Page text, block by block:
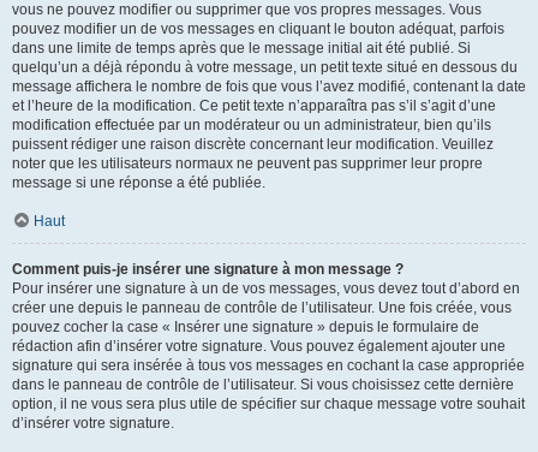
vous ne pouvez modifier ou supprimer que vos propres messages. Vous
pouvez modifier un de vos messages en cliquant le bouton adéquat, parfois
dans une limite de temps après que le message initial ait été publié. Si
quelqu’un a déjà répondu à votre message, un petit texte situé en dessous du
message affichera le nombre de fois que vous l’avez modifié, contenant la date
et l’heure de la modification. Ce petit texte n’apparaîtra pas s’il s’agit d’une
modification effectuée par un modérateur ou un administrateur, bien qu’ils
puissent rédiger une raison discrète concernant leur modification. Veuillez
noter que les utilisateurs normaux ne peuvent pas supprimer leur propre
message si une réponse a été publiée.
Haut
Comment puis-je insérer une signature à mon message ?
Pour insérer une signature à un de vos messages, vous devez tout d’abord en
créer une depuis le panneau de contrôle de l’utilisateur. Une fois créée, vous
pouvez cocher la case « Insérer une signature » depuis le formulaire de
rédaction afin d’insérer votre signature. Vous pouvez également ajouter une
signature qui sera insérée à tous vos messages en cochant la case appropriée
dans le panneau de contrôle de l’utilisateur. Si vous choisissez cette dernière
option, il ne vous sera plus utile de spécifier sur chaque message votre souhait
d’insérer votre signature.